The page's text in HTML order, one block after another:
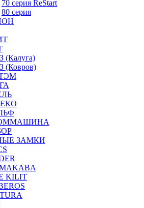
70 серия ReStart
80 серия
(Калуга)
(Ковров)
ЗАМКИ
KILIT